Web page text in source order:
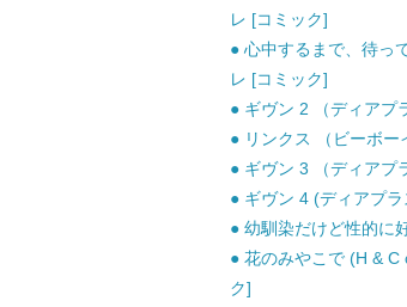
レ [コミック]
● 心中するまで、待っ
レ [コミック]
● ギヴン 2 （ディアプ
● リンクス （ビーボ
● ギヴン 3 （ディアプ
● ギヴン 4 (ディアプ
● 幼馴染だけど性的に
● 花のみやこで (H &
ク]